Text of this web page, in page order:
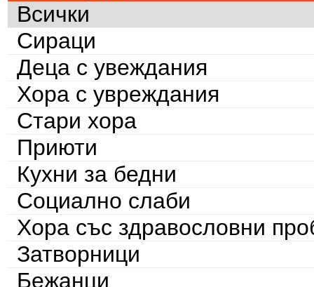
Всички
Сираци
Деца с увеждания
Хора с увреждания
Стари хора
Приюти
Кухни за бедни
Социално слаби
Хора със здравословни
Затворници
Бежанци